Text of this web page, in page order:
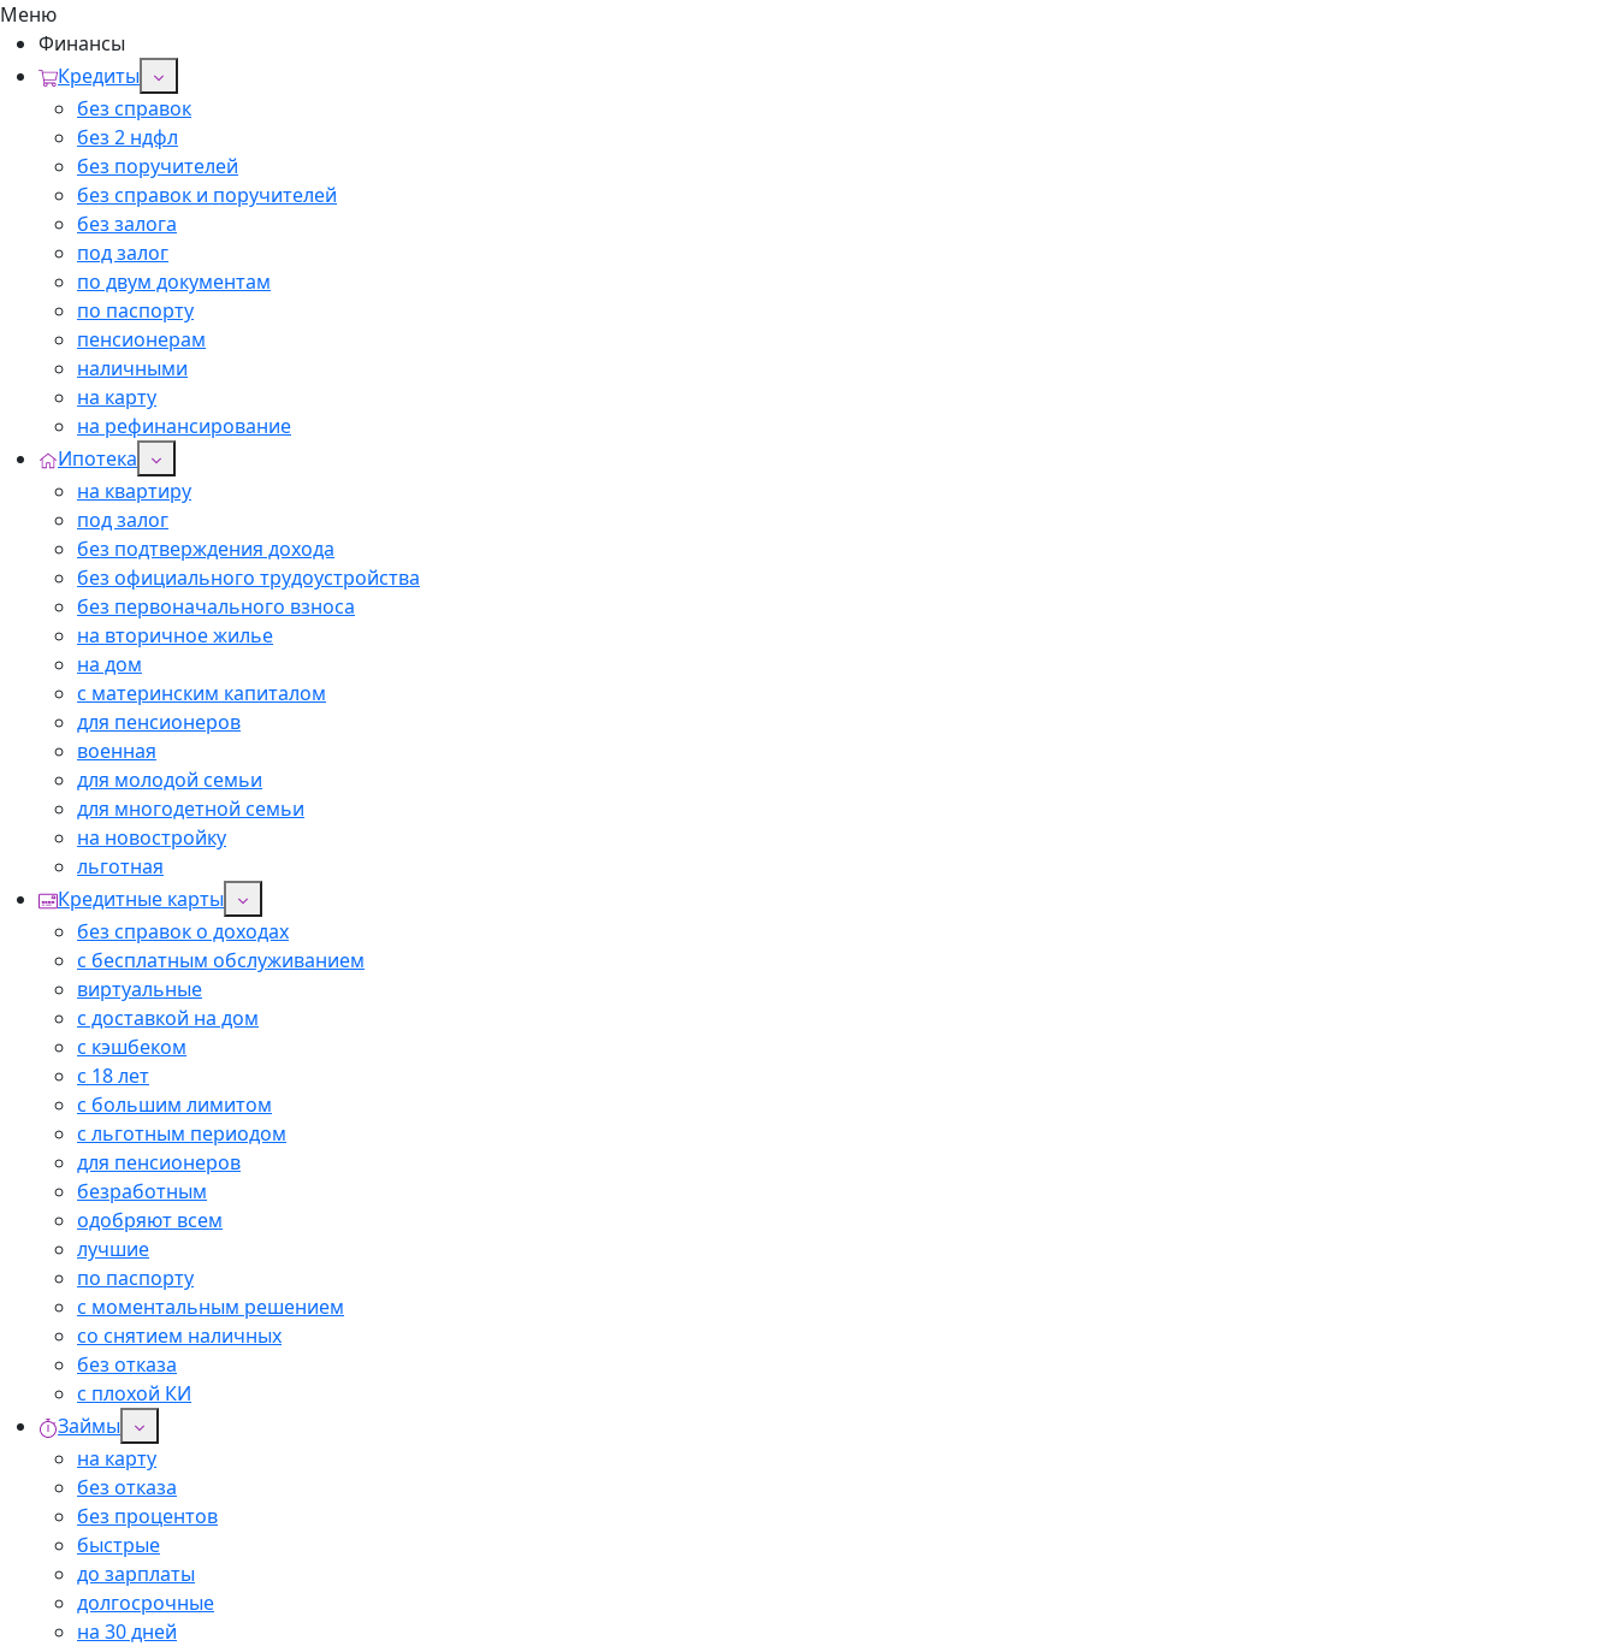
Меню
Финансы
Кредиты
без справок
без 2 ндфл
без поручителей
без справок и поручителей
без залога
под залог
по двум документам
по паспорту
пенсионерам
наличными
на карту
на рефинансирование
Ипотека
на квартиру
под залог
без подтверждения дохода
без официального трудоустройства
без первоначального взноса
на вторичное жилье
на дом
с материнским капиталом
для пенсионеров
военная
для молодой семьи
для многодетной семьи
на новостройку
льготная
Кредитные карты
без справок о доходах
с бесплатным обслуживанием
виртуальные
с доставкой на дом
с кэшбеком
с 18 лет
с большим лимитом
с льготным периодом
для пенсионеров
безработным
одобряют всем
лучшие
по паспорту
с моментальным решением
со снятием наличных
без отказа
с плохой КИ
Займы
на карту
без отказа
без процентов
быстрые
до зарплаты
долгосрочные
на 30 дней